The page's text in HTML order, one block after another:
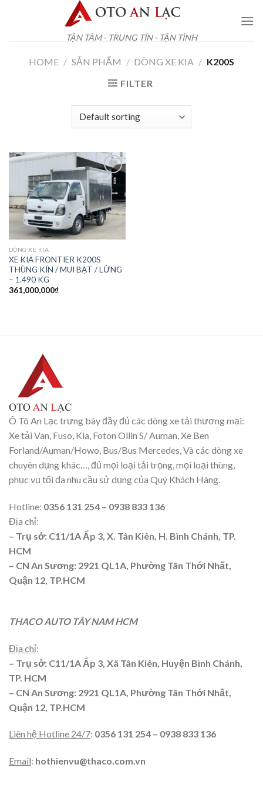
TẬN TÂM - TRUNG TÍN - TẬN TÌNH
HOME / SẢN PHẨM / DÒNG XE KIA / K200S
FILTER
Add to
wishlist
DÒNG XE KIA
XE KIA FRONTIER K200S
THÙNG KÍN / MUI BẠT / LỬNG
– 1.490 KG
361,000,000₫
Ô Tô An Lạc trưng bày đầy đủ các dòng xe tải thương mại:
Xe tải Van, Fuso, Kia, Foton Ollin S/ Auman, Xe Ben
Forland/Auman/Howo, Bus/Bus Mercedes, Và các dòng xe
chuyên dụng khác…, đủ mọi loại tải trọng, mọi loại thùng,
phục vụ tối đa nhu cầu sử dụng của Quý Khách Hàng.
Hotline: 0356 131 254 – 0938 833 136
Địa chỉ:
– Trụ sở: C11/1A Ấp 3, X. Tân Kiên, H. Bình Chánh, TP.
HCM
– CN An Sương: 2921 QL1A, Phường Tân Thới Nhất,
Quận 12, TP.HCM
THACO AUTO TÂY NAM HCM
Địa chỉ:
– Trụ sở: C11/1A Ấp 3, Xã Tân Kiên, Huyện Bình Chánh,
TP. HCM
– CN An Sương: 2921 QL1A, Phường Tân Thới Nhất,
Quận 12, TP.HCM
Liên hệ Hotline 24/7: 0356 131 254 – 0938 833 136
Email: hothienvu@thaco.com.vn